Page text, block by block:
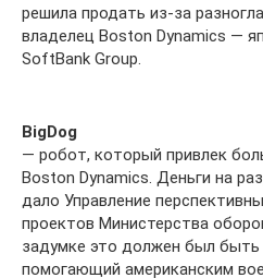
решила продать из-за
владелец Boston Dynamics —
SoftBank Group.
BigDog
— робот, который привлек
Boston Dynamics. Деньги на
дало Управление
проектов Министерства
задумке это должен был быть
помогающий американским